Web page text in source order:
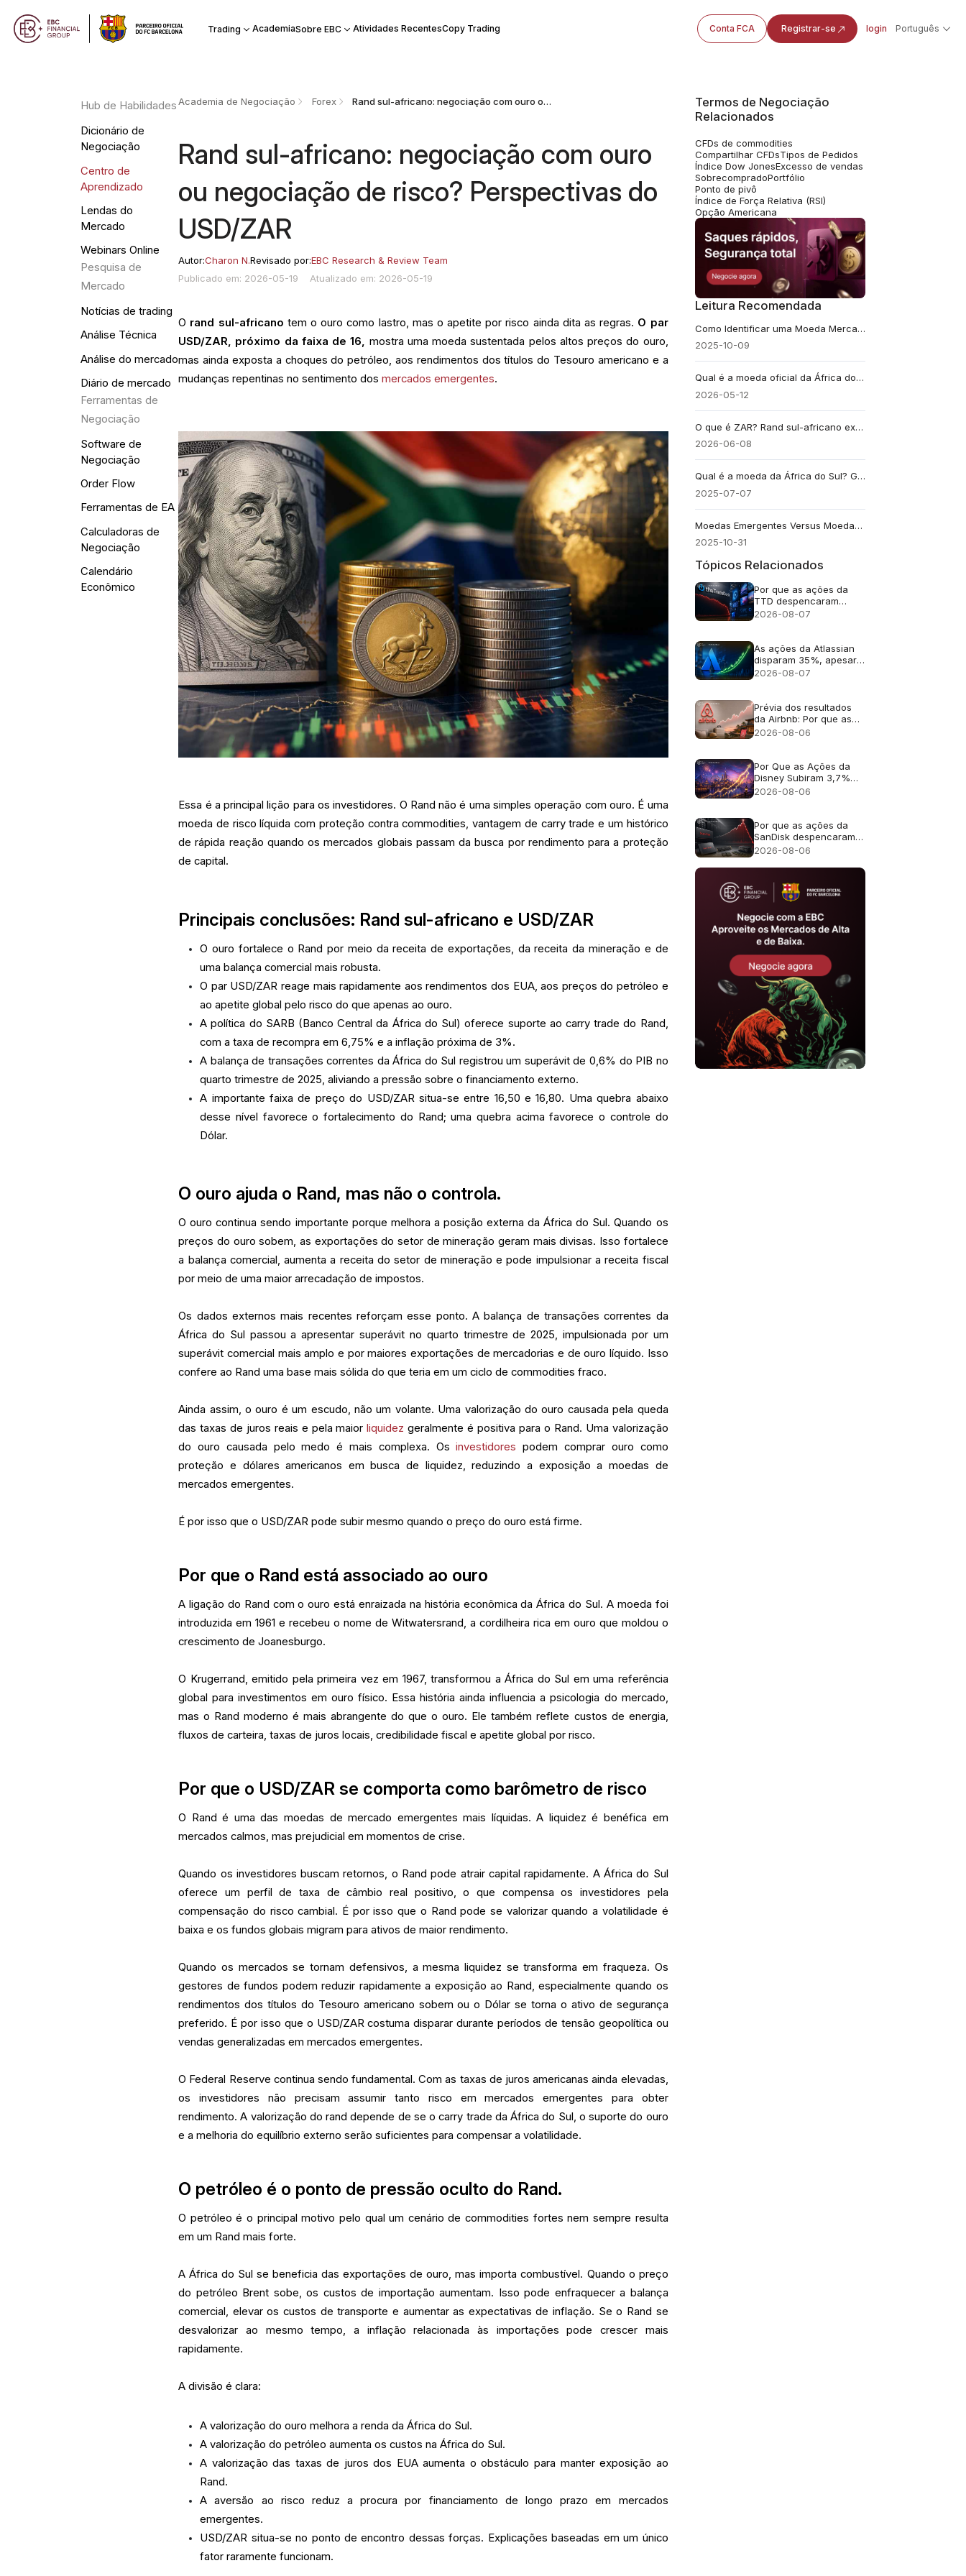
Trading AcademiaSobre EBC Atividades RecentesCopy Trading Conta FCA Registrar-se login Português
Hub de Habilidades
Dicionário de
Negociação
Centro de
Aprendizado
Lendas do
Mercado
Webinars Online
Pesquisa de
Mercado
Notícias de trading
Análise Técnica
Análise do mercado
Diário de mercado
Ferramentas de
Negociação
Software de
Negociação
Order Flow
Ferramentas de EA
Calculadoras de
Negociação
Calendário
Econômico
Academia de Negociação Forex Rand sul-africano: negociação com ouro ou negociação de risco? Perspectivas do USD/ZAR
Rand sul-africano: negociação com ouro
ou negociação de risco? Perspectivas do
USD/ZAR
Autor:Charon N.Revisado por:EBC Research & Review Team
Publicado em: 2026-05-19
Atualizado em: 2026-05-19
O rand sul-africano tem o ouro como lastro, mas o apetite por risco ainda dita as regras. O par
USD/ZAR, próximo da faixa de 16, mostra uma moeda sustentada pelos altos preços do ouro,
mas ainda exposta a choques do petróleo, aos rendimentos dos títulos do Tesouro americano e a
mudanças repentinas no sentimento dosmercados emergentes.
Essa é a principal lição para os investidores. O Rand não é uma simples operação com ouro. É uma
moeda de risco líquida com proteção contra commodities, vantagem de carry trade e um histórico
de rápida reação quando os mercados globais passam da busca por rendimento para a proteção
de capital.
Principais conclusões: Rand sul-africano e USD/ZAR
O ouro fortalece o Rand por meio da receita de exportações, da receita da mineração e de
uma balança comercial mais robusta.
O par USD/ZAR reage mais rapidamente aos rendimentos dos EUA, aos preços do petróleo e
ao apetite global pelo risco do que apenas ao ouro.
A política do SARB (Banco Central da África do Sul) oferece suporte ao carry trade do Rand,
com a taxa de recompra em 6,75% e a inflação próxima de 3%.
A balança de transações correntes da África do Sul registrou um superávit de 0,6% do PIB no
quarto trimestre de 2025, aliviando a pressão sobre o financiamento externo.
A importante faixa de preço do USD/ZAR situa-se entre 16,50 e 16,80. Uma quebra abaixo
desse nível favorece o fortalecimento do Rand; uma quebra acima favorece o controle do
Dólar.
O ouro ajuda o Rand, mas não o controla.
O ouro continua sendo importante porque melhora a posição externa da África do Sul. Quando os
preços do ouro sobem, as exportações do setor de mineração geram mais divisas. Isso fortalece
a balança comercial, aumenta a receita do setor de mineração e pode impulsionar a receita fiscal
por meio de uma maior arrecadação de impostos.
Os dados externos mais recentes reforçam esse ponto. A balança de transações correntes da
África do Sul passou a apresentar superávit no quarto trimestre de 2025, impulsionada por um
superávit comercial mais amplo e por maiores exportações de mercadorias e de ouro líquido. Isso
confere ao Rand uma base mais sólida do que teria em um ciclo de commodities fraco.
Ainda assim, o ouro é um escudo, não um volante. Uma valorização do ouro causada pela queda
das taxas de juros reais e pela maior liquidez geralmente é positiva para o Rand. Uma valorização
do ouro causada pelo medo é mais complexa. Osinvestidores podem comprar ouro como
proteção e dólares americanos em busca de liquidez, reduzindo a exposição a moedas de
mercados emergentes.
É por isso que o USD/ZAR pode subir mesmo quando o preço do ouro está firme.
Por que o Rand está associado ao ouro
A ligação do Rand com o ouro está enraizada na história econômica da África do Sul. A moeda foi
introduzida em 1961 e recebeu o nome de Witwatersrand, a cordilheira rica em ouro que moldou o
crescimento de Joanesburgo.
O Krugerrand, emitido pela primeira vez em 1967, transformou a África do Sul em uma referência
global para investimentos em ouro físico. Essa história ainda influencia a psicologia do mercado,
mas o Rand moderno é mais abrangente do que o ouro. Ele também reflete custos de energia,
fluxos de carteira, taxas de juros locais, credibilidade fiscal e apetite global por risco.
Por que o USD/ZAR se comporta como barômetro de risco
O Rand é uma das moedas de mercado emergentes mais líquidas. A liquidez é benéfica em
mercados calmos, mas prejudicial em momentos de crise.
Quando os investidores buscam retornos, o Rand pode atrair capital rapidamente. A África do Sul
oferece um perfil de taxa de câmbio real positivo, o que compensa os investidores pela
compensação do risco cambial. É por isso que o Rand pode se valorizar quando a volatilidade é
baixa e os fundos globais migram para ativos de maior rendimento.
Quando os mercados se tornam defensivos, a mesma liquidez se transforma em fraqueza. Os
gestores de fundos podem reduzir rapidamente a exposição ao Rand, especialmente quando os
rendimentos dos títulos do Tesouro americano sobem ou o Dólar se torna o ativo de segurança
preferido. É por isso que o USD/ZAR costuma disparar durante períodos de tensão geopolítica ou
vendas generalizadas em mercados emergentes.
O Federal Reserve continua sendo fundamental. Com as taxas de juros americanas ainda elevadas,
os investidores não precisam assumir tanto risco em mercados emergentes para obter
rendimento. A valorização do rand depende de se o carry trade da África do Sul, o suporte do ouro
e a melhoria do equilíbrio externo serão suficientes para compensar a volatilidade.
O petróleo é o ponto de pressão oculto do Rand.
O petróleo é o principal motivo pelo qual um cenário de commodities fortes nem sempre resulta
em um Rand mais forte.
A África do Sul se beneficia das exportações de ouro, mas importa combustível. Quando o preço
do petróleo Brent sobe, os custos de importação aumentam. Isso pode enfraquecer a balança
comercial, elevar os custos de transporte e aumentar as expectativas de inflação. Se o Rand se
desvalorizar ao mesmo tempo, a inflação relacionada às importações pode crescer mais
rapidamente.
A divisão é clara:
A valorização do ouro melhora a renda da África do Sul.
A valorização do petróleo aumenta os custos na África do Sul.
A valorização das taxas de juros dos EUA aumenta o obstáculo para manter exposição ao
Rand.
A aversão ao risco reduz a procura por financiamento de longo prazo em mercados
emergentes.
USD/ZAR situa-se no ponto de encontro dessas forças. Explicações baseadas em um único
fator raramente funcionam.
Termos de Negociação
Relacionados
CFDs de commodities
Compartilhar CFDsTipos de Pedidos
Índice Dow JonesExcesso de vendas
SobrecompradoPortfólio
Ponto de pivô
Índice de Força Relativa (RSI)
Opção Americana
Leitura Recomendada
Como Identificar uma Moeda Mercadoria no Forex
2025-10-09
Qual é a moeda oficial da África do Sul?
2026-05-12
O que é ZAR? Rand sul-africano explicado no contexto das negociações.
2026-06-08
Qual é a moeda da África do Sul? Guia completo
2025-07-07
Moedas Emergentes Versus Moedas Principais: Qual a Diferença?
2025-10-31
Tópicos Relacionados
Por que as ações da
TTD despencaram
quase 30% após a
2026-08-07
As ações da Atlassian
disparam 35%, apesar
da previsão de
2026-08-07
Prévia dos resultados
da Airbnb: Por que as
ações da ABNB ainda
receita de 16%?
2026-08-06
Por Que as Ações da
Disney Subiram 3,7%
Apesar da Receita
2026-08-06
Por que as ações da
SanDisk despencaram
cerca de 13% apesar
US$ 8,97 bilhões?
2026-08-06